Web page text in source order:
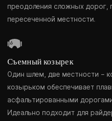
преодоления сложных дорог,
пересеченной местности.
Съемный козырек
Один шлем, две местности –
козырьком обеспечивает
асфальтированными
Идеально подходит для